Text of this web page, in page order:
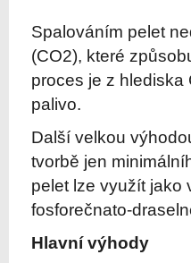
Spalováním pelet
(CO2), které
proces je z
palivo.
Další velkou
tvorbě jen
pelet lze využít jako
fosforečnato-
Hlavní výhody